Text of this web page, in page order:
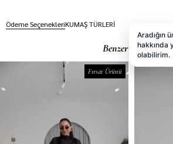
Ödeme SeçenekleriKUMAŞ TÜRLERİ
Benzer Ürünler
Fırsat Ürünü